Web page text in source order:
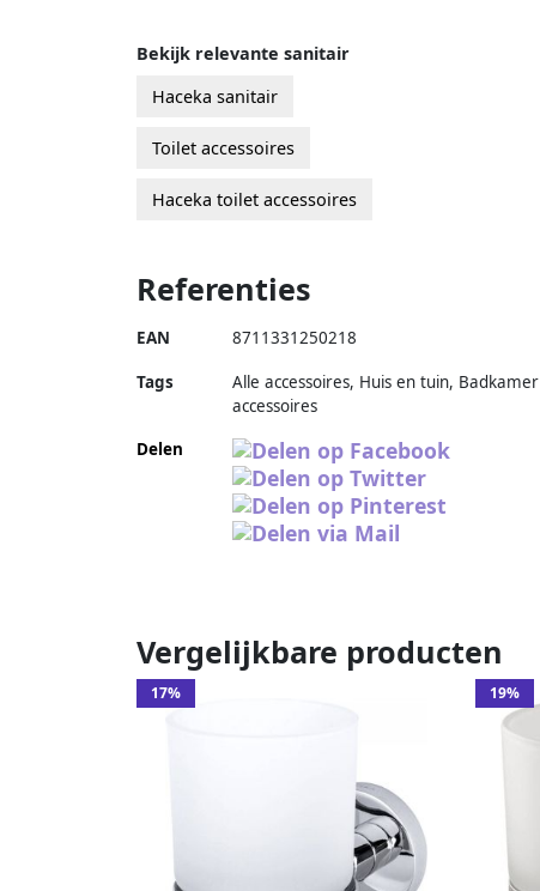
Bekijk relevante sanitair
Haceka sanitair
Toilet accessoires
Haceka toilet accessoires
Referenties
EAN 8711331250218
Tags
Alle accessoires, Huis en tuin, Badkamer
accessoires
Delen
Vergelijkbare producten
17% 19%